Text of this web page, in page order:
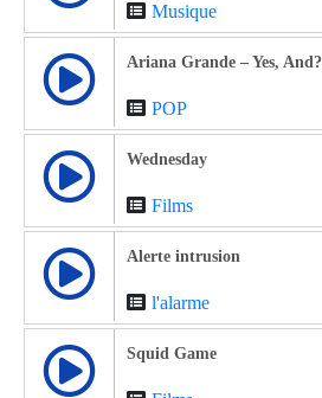
Musique
Ariana Grande – Yes, And?
POP
Wednesday
Films
Alerte intrusion
l'alarme
Squid Game